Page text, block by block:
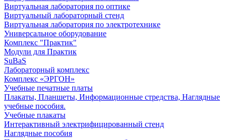
Виртуальная лаборатория по оптике
Виртуальный лабораторный стенд
Виртуальная лаборатория по электротехнике
Универсальное оборудование
Комплекс "Практик"
Модули для Практик
SuBaS
Лабораторный комплекс
Комплекс «ЭРГОН»
Учебные печатные платы
Плакаты, Планшеты, Информационные стредства, Наглядные
учебные пособия.
Учебные плакаты
Интерактивный электрифицированный стенд
Наглядные пособия